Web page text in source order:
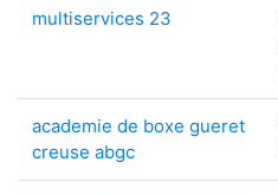
multiservices 23
academie de boxe gueret
creuse abgc